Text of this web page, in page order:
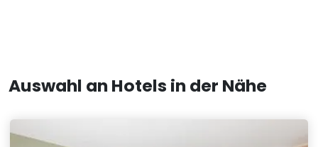
Auswahl an Hotels in der Nähe